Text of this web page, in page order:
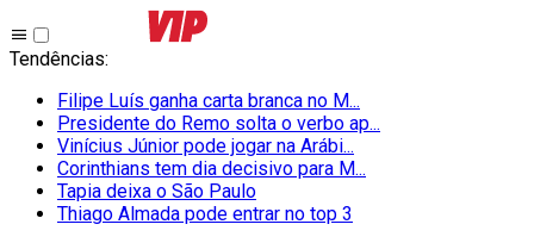
Tendências:
Filipe Luís ganha carta branca no M...
Presidente do Remo solta o verbo ap...
Vinícius Júnior pode jogar na Arábi...
Corinthians tem dia decisivo para M...
Tapia deixa o São Paulo
Thiago Almada pode entrar no top 3